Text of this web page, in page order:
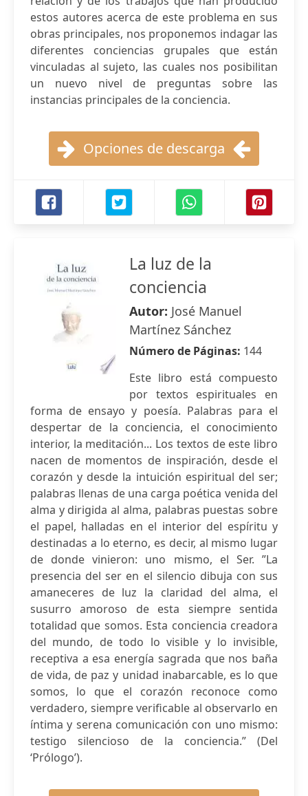
estos autores acerca de este problema en sus
obras principales, nos proponemos indagar las
diferentes conciencias grupales que están
vinculadas al sujeto, las cuales nos posibilitan
un nuevo nivel de preguntas sobre las
instancias principales de la conciencia.
Opciones de descarga
La luz de la
conciencia
Autor: José Manuel
Martínez Sánchez
Número de Páginas: 144
Este libro está compuesto
por textos espirituales en
forma de ensayo y poesía. Palabras para el
despertar de la conciencia, el conocimiento
interior, la meditación... Los textos de este libro
nacen de momentos de inspiración, desde el
corazón y desde la intuición espiritual del ser;
palabras llenas de una carga poética venida del
alma y dirigida al alma, palabras puestas sobre
el papel, halladas en el interior del espíritu y
destinadas a lo eterno, es decir, al mismo lugar
de donde vinieron: uno mismo, el Ser. ”La
presencia del ser en el silencio dibuja con sus
amaneceres de luz la claridad del alma, el
susurro amoroso de esta siempre sentida
totalidad que somos. Esta conciencia creadora
del mundo, de todo lo visible y lo invisible,
receptiva a esa energía sagrada que nos baña
de vida, de paz y unidad inabarcable, es lo que
somos, lo que el corazón reconoce como
verdadero, siempre verificable al observarlo en
íntima y serena comunicación con uno mismo:
testigo silencioso de la conciencia.” (Del
‘Prólogo’).